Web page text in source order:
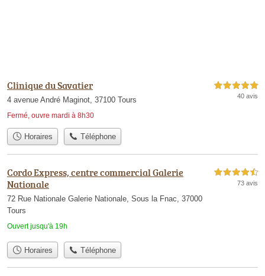
Clinique du Savatier
4 avenue André Maginot, 37100 Tours
Fermé, ouvre mardi à 8h30
5,0 étoiles sur 5
40 avis
Horaires Téléphone
Cordo Express, centre commercial Galerie
Nationale
72 Rue Nationale Galerie Nationale, Sous la Fnac, 37000
Tours
Ouvert jusqu'à 19h
4,5 étoiles sur 5
73 avis
Horaires Téléphone